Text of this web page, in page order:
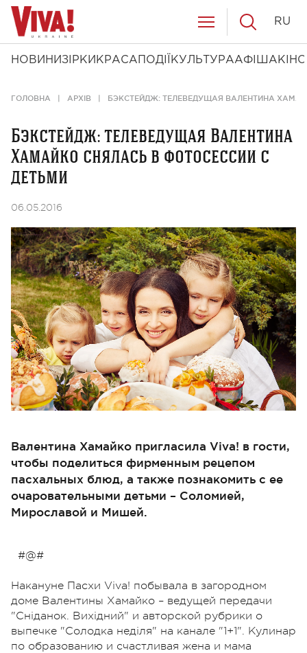
НОВИНИ ЗІРКИ КРАСА ПОДІЇ КУЛЬТУРААФІША КІНО
RU
ГОЛОВНА АРХІВ БЭКСТЕЙДЖ: ТЕЛЕВЕДУЩАЯ ВАЛЕНТИНА
Бэкстейдж: телеведущая Валентина
Хамайко снялась в фотосессии с
детьми
06.05.2016
Валентина Хамайко пригласила Viva! в гости,
чтобы поделиться фирменным рецепом
пасхальных блюд, а также познакомить с ее
очаровательными детьми – Соломией,
Мирославой и Мишей.
#@#
Накануне Пасхи Viva! побывала в загородном
доме Валентины Хамайко – ведущей передачи
"Сніданок. Вихідний" и авторской рубрики о
выпечке "Солодка неділя" на канале "1+1". Кулинар
по образованию и счастливая жена и мама